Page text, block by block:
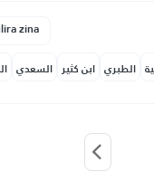
zina
السعدي ابن كثير الطبري